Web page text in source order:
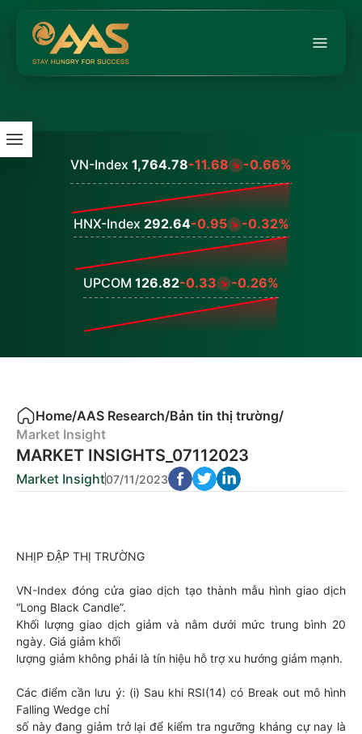
VN-Index 1,764.78-11.68 -0.66%
HNX-Index 292.64-0.95 -0.32%
UPCOM 126.82-0.33 -0.26%
Home/AAS Research/Bản tin thị trường/
Market Insight
MARKET INSIGHTS_07112023
Market Insight07/11/2023
NHỊP ĐẬP THỊ TRƯỜNG
VN-Index đóng cửa giao dịch tạo thành mẫu hình giao dịch
“Long Black Candle”.
Khối lượng giao dịch giảm và nằm dưới mức trung bình 20
ngày. Giá giảm khối
lượng giảm không phải là tín hiệu hỗ trợ xu hướng giảm mạnh.
Các điểm cần lưu ý: (i) Sau khi RSI(14) có Break out mô hình
Falling Wedge chỉ
số này đang giảm trở lại để kiểm tra ngưỡng kháng cự nay là